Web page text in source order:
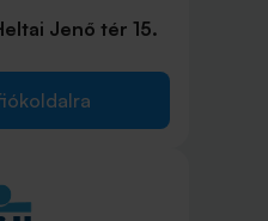
Jenő tér 15.